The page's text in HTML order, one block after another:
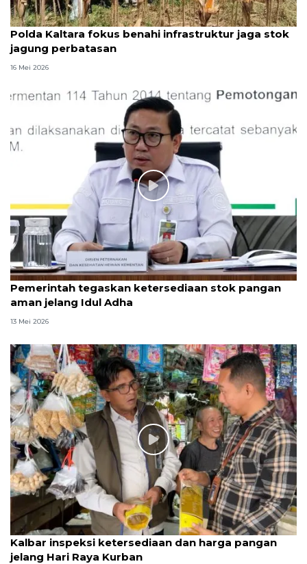
Polda Kaltara fokus benahi infrastruktur jaga stok
jagung perbatasan
16 Mei 2026
Pemerintah tegaskan ketersediaan stok pangan
aman jelang Idul Adha
13 Mei 2026
Kalbar inspeksi ketersediaan dan harga pangan
jelang Hari Raya Kurban